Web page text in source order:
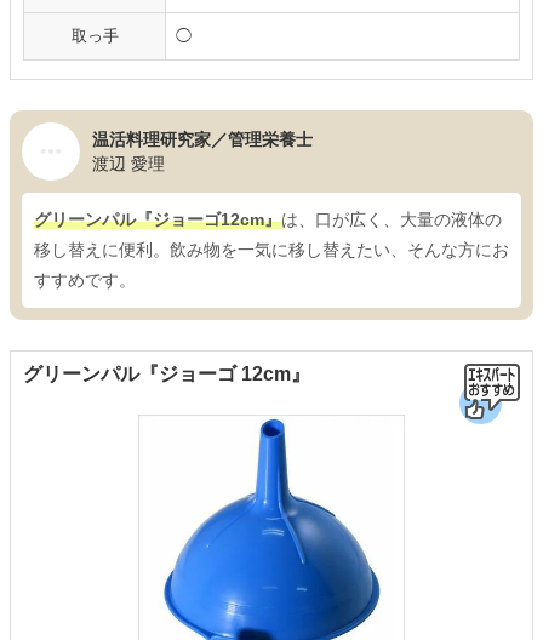
取っ手 ◯
温活料理研究家／管理栄養士
渡辺 愛理
グリーンパル『ジョーゴ12cm』は、口が広く、大量の液体の
移し替えに便利。飲み物を一気に移し替えたい、そんな方にお
すすめです。
グリーンパル『ジョーゴ 12cm』